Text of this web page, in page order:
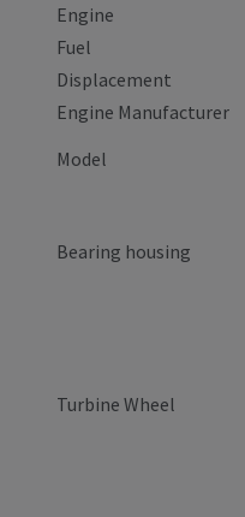
Engine
Fuel
Displacement
Engine Manufacturer
Model
Bearing housing
Turbine Wheel